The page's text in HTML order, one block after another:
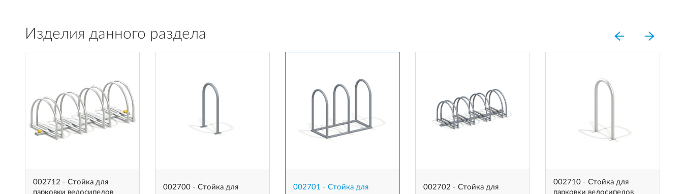
Изделия данного раздела
002712 - Стойка для
парковки велосипедов
002700 - Стойка для
002701 - Стойка для
002702 - Стойка для
002710 - Стойка для
парковки велосипедов